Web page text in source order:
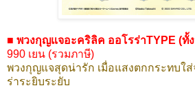
■ พวงกุญแจอะคริลิค ออโรร่าTYPE (ทั้
990 เยน (รวมภาษี)
พวงกุญแจสุดน่ารัก เมื่อแสงตกกระทบใส่
ร่าระยิบระยับ